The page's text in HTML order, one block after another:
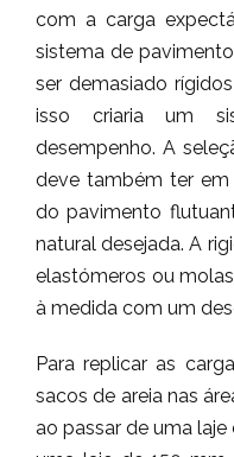
com a carga
sistema de
ser demasiado
isso criaria um
desempenho. A
deve também ter
do pavimento
natural desejada. A
elastómeros ou
à medida com um
Para replicar as
sacos de areia nas
ao passar de uma